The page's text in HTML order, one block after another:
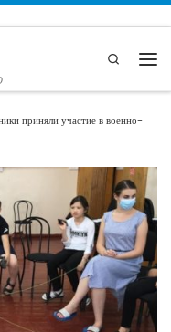
Search
приняли участие в военно-